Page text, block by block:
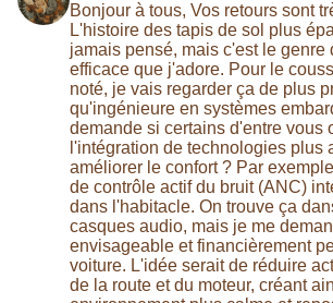
Bonjour à tous, Vos retours sont
L'histoire des tapis de sol plus
jamais pensé, mais c'est le genre
efficace que j'adore. Pour le
noté, je vais regarder ça de plus
qu'ingénieure en systèmes
demande si certains d'entre vous
l'intégration de technologies plus
améliorer le confort ? Par
de contrôle actif du bruit (ANC)
dans l'habitacle. On trouve ça
casques audio, mais je me
envisageable et financièrement
voiture. L'idée serait de réduire
de la route et du moteur, créant